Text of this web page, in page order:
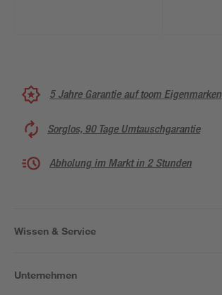
5 Jahre Garantie auf toom Eigenmarken
Sorglos, 90 Tage Umtauschgarantie
Abholung im Markt in 2 Stunden
Wissen & Service
Unternehmen